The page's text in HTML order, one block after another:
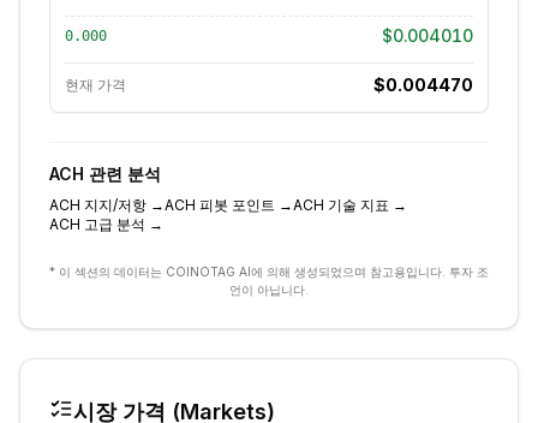
0.000 $0.004010
현재 가격 $0.004470
ACH 관련 분석
ACH 지지/저항 →ACH 피봇 포인트 →ACH 기술 지표 →
ACH 고급 분석 →
* 이 섹션의 데이터는 COINOTAG AI에 의해 생성되었으며 참고용입니다. 투자 조
언이 아닙니다.
시장 가격 (Markets)